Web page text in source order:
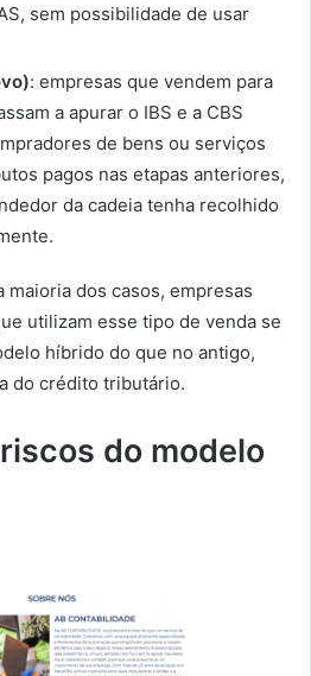
sem possibilidade de usar
: empresas que vendem para
a apurar o IBS e a CBS
de bens ou serviços
pagos nas etapas anteriores,
da cadeia tenha recolhido
maioria dos casos, empresas
utilizam esse tipo de venda se
híbrido do que no antigo,
do crédito tributário.
do modelo